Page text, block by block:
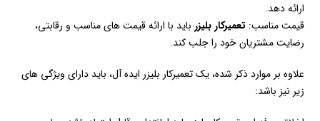
ارائه دهد.
قیمت مناسب: تعمیرکار بلیزر باید با ارائه قیمت های مناسب و رقابتی،
رضایت مشتریان خود را جلب کند.
علاوه بر موارد ذکر شده، یک تعمیرکار بلیزر ایده آل، باید دارای ویژگی های
زیر نیز باشد: